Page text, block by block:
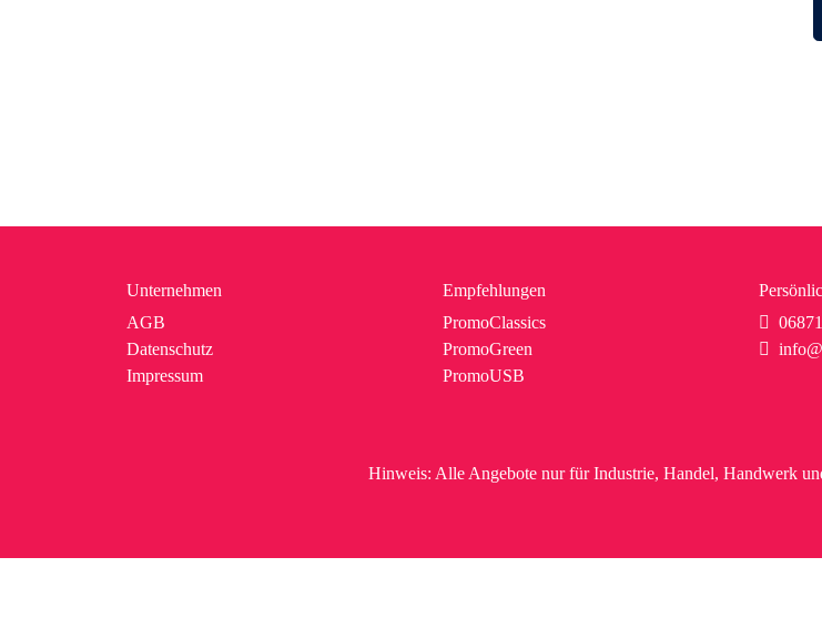
Unternehmen
AGB
Datenschutz
Impressum
Empfehlungen
PromoClassics
PromoGreen
PromoUSB
Hinweis: Alle Angebote nur für Industrie, Handel, Handwerk